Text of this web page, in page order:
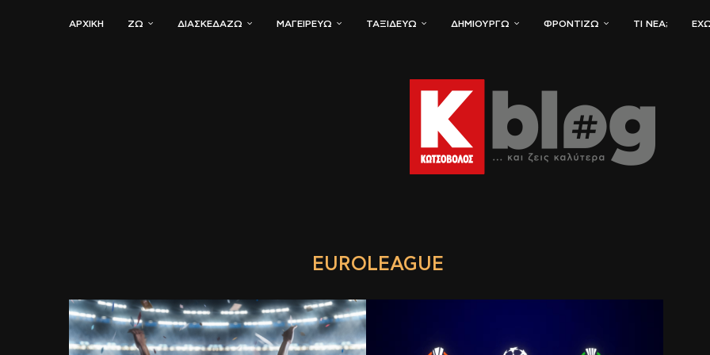
ΑΡΧΙΚΗ ΖΏ ΔΙΑΣΚΕΔΆΖΩ ΜΑΓΕΙΡΕΎΩ ΤΑΞΙΔΕΎΩ ΔΗΜΙΟΥΡΓΏ ΦΡΟΝΤΊΖΩ ΤΙ ΝΈΑ;
EUROLEAGUE